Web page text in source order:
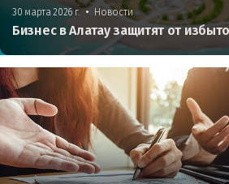
30 марта 2026 г. • Новости
Бизнес в Алатау защитят от